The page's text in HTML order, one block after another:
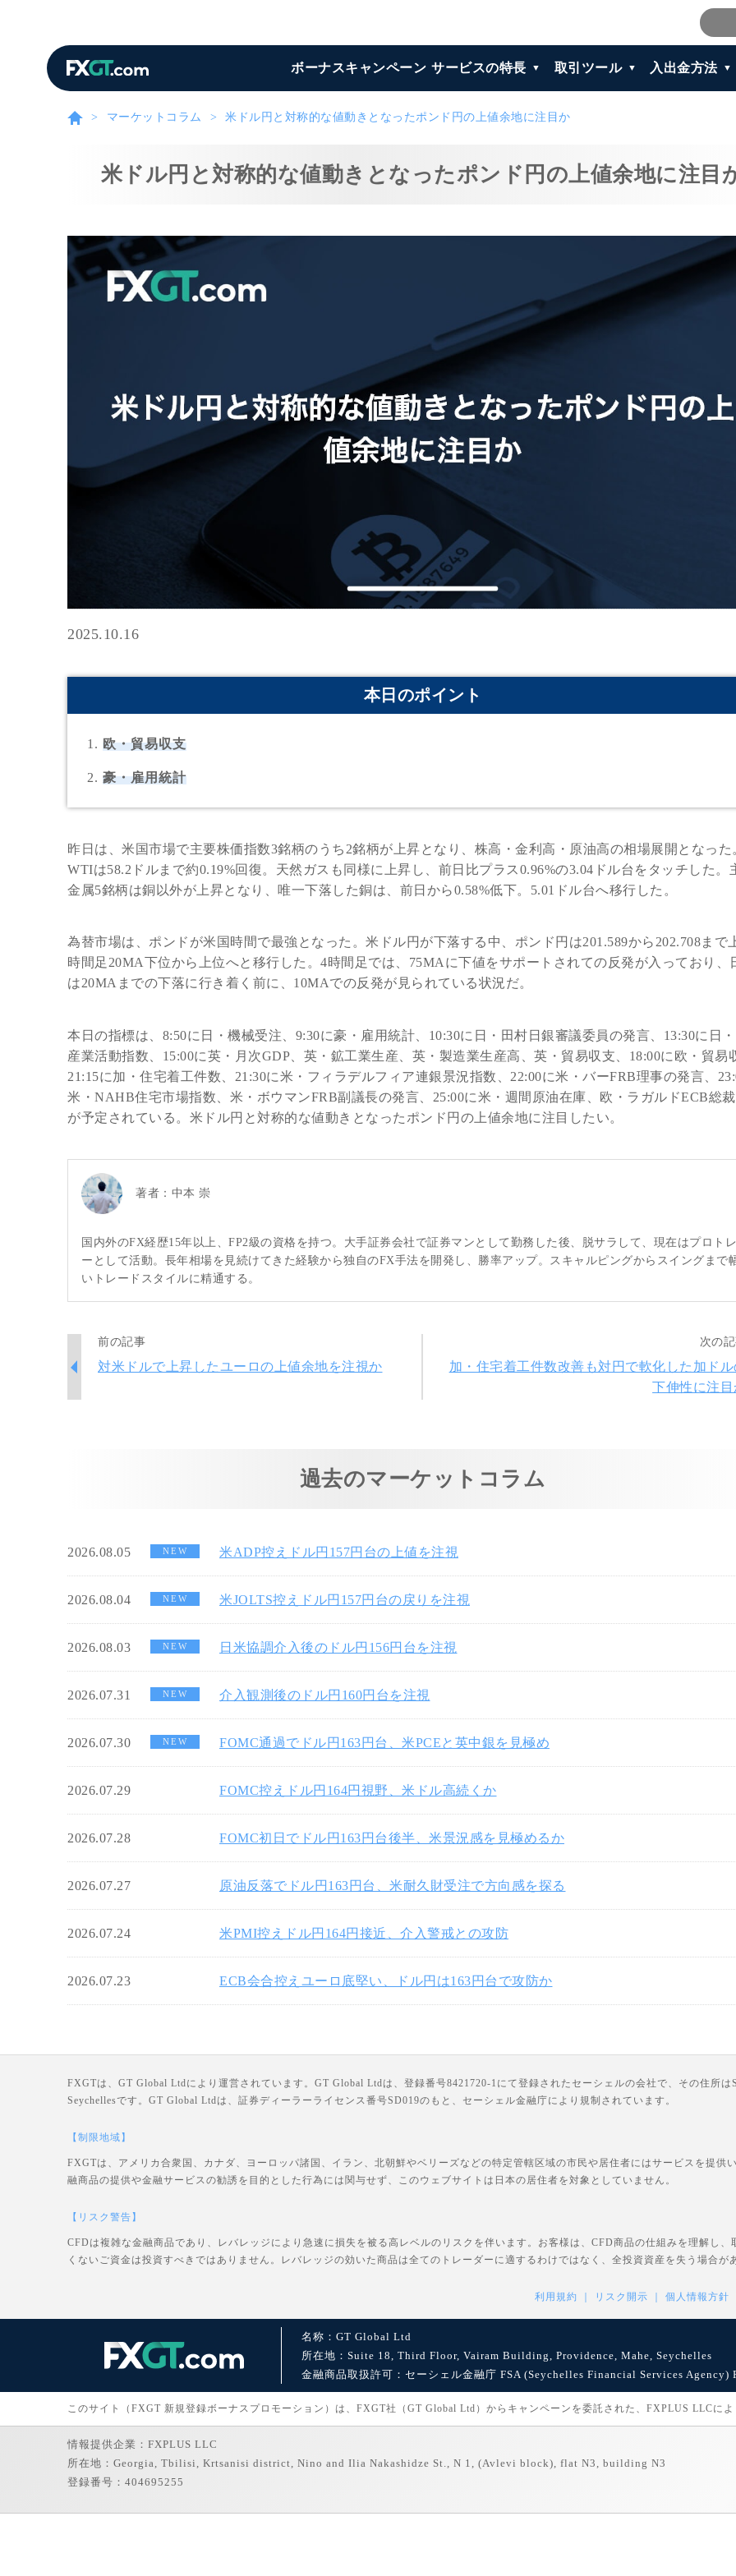
ボーナスキャンペーン サービスの特長 取引ツール 入出金方法
マーケットコラム 米ドル円と対称的な値動きとなったポンド円の上値余地に注目か
米ドル円と対称的な値動きとなったポンド円の上値余地に注目
2025.10.16
本日のポイント
欧・貿易収支
豪・雇用統計
昨日は、米国市場で主要株価指数3銘柄のうち2銘柄が上昇となり、株高・金利高・原油高の相場展開となった
WTIは58.2ドルまで約0.19%回復。天然ガスも同様に上昇し、前日比プラス0.96%の3.04ドル台をタッチした。
金属5銘柄は銅以外が上昇となり、唯一下落した銅は、前日から0.58%低下。5.01ドル台へ移行した。
為替市場は、ポンドが米国時間で最強となった。米ドル円が下落する中、ポンド円は201.589から202.708まで
時間足20MA下位から上位へと移行した。4時間足では、75MAに下値をサポートされての反発が入っており、
は20MAまでの下落に行き着く前に、10MAでの反発が見られている状況だ。
本日の指標は、8:50に日・機械受注、9:30に豪・雇用統計、10:30に日・田村日銀審議委員の発言、13:30に日
産業活動指数、15:00に英・月次GDP、英・鉱工業生産、英・製造業生産高、英・貿易収支、18:00に欧・貿易
21:15に加・住宅着工件数、21:30に米・フィラデルフィア連銀景況指数、22:00に米・バーFRB理事の発言、
米・NAHB住宅市場指数、米・ボウマンFRB副議長の発言、25:00に米・週間原油在庫、欧・ラガルドECB総
が予定されている。米ドル円と対称的な値動きとなったポンド円の上値余地に注目したい。
著者： 中本 崇
国内外のFX経歴15年以上、FP2級の資格を持つ。大手証券会社で証券マンとして勤務した後、脱サラして、現在はプロト
ーとして活動。長年相場を見続けてきた経験から独自のFX手法を開発し、勝率アップ。スキャルピングからスイングまで
いトレードスタイルに精通する。
前の記事
対米ドルで上昇したユーロの上値余地を注視か
次の
加・住宅着工件数改善も対円で軟化した加ドル
下伸性に注目
過去のマーケットコラム
2026.08.05 NEW 米ADP控えドル円157円台の上値を注視
2026.08.04 NEW 米JOLTS控えドル円157円台の戻りを注視
2026.08.03 NEW 日米協調介入後のドル円156円台を注視
2026.07.31 NEW 介入観測後のドル円160円台を注視
2026.07.30 NEW FOMC通過でドル円163円台、米PCEと英中銀を見極め
2026.07.29 FOMC控えドル円164円視野、米ドル高続くか
2026.07.28 FOMC初日でドル円163円台後半、米景況感を見極めるか
2026.07.27 原油反落でドル円163円台、米耐久財受注で方向感を探る
2026.07.24 米PMI控えドル円164円接近、介入警戒との攻防
2026.07.23 ECB会合控えユーロ底堅い、ドル円は163円台で攻防か
FXGTは、GT Global Ltdにより運営されています。GT Global Ltdは、登録番号8421720-1にて登録されたセーシェルの会社で、その住所
Seychellesです。GT Global Ltdは、証券ディーラーライセンス番号SD019のもと、セーシェル金融庁により規制されています。
【制限地域】
FXGTは、アメリカ合衆国、カナダ、ヨーロッパ諸国、イラン、北朝鮮やベリーズなどの特定管轄区域の市民や居住者にはサービスを提供
融商品の提供や金融サービスの勧誘を目的とした行為には関与せず、このウェブサイトは日本の居住者を対象としていません。
【リスク警告】
CFDは複雑な金融商品であり、レバレッジにより急速に損失を被る高レベルのリスクを伴います。お客様は、CFD商品の仕組みを理解し
くないご資金は投資すべきではありません。レバレッジの効いた商品は全てのトレーダーに適するわけではなく、全投資資産を失う場合が
利用規約 リスク開示 個人情報方針
名称：GT Global Ltd
所在地：Suite 18, Third Floor, Vairam Building, Providence, Mahe, Seychelles
金融商品取扱許可：セーシェル金融庁 FSA (Seychelles Financial Services Agency)
このサイト（FXGT 新規登録ボーナスプロモーション）は、FXGT社（GT Global Ltd）からキャンペーンを委託された、FXPLUS LLCによ
情報提供企業：FXPLUS LLC
所在地：Georgia, Tbilisi, Krtsanisi district, Nino and Ilia Nakashidze St., N 1, (Avlevi block), flat N3, building N3
登録番号：404695255